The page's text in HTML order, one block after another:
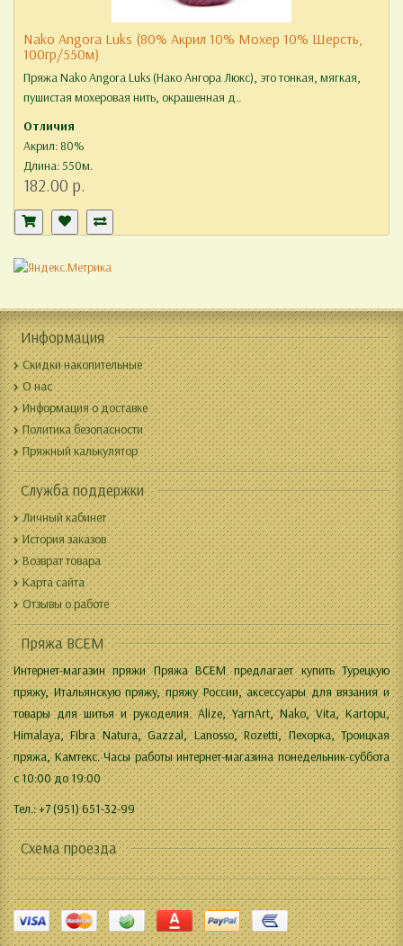
Nako Angora Luks (80% Акрил 10% Мохер 10% Шерсть,
100гр/550м)
Пряжа Nako Angora Luks (Нако Ангора Люкс), это тонкая, мягкая,
пушистая мохеровая нить, окрашенная д..
Отличия
Акрил: 80%
Длина: 550м.
182.00 р.
Информация
Скидки накопительные
О нас
Информация о доставке
Политика безопасности
Пряжный калькулятор
Служба поддержки
Личный кабинет
История заказов
Возврат товара
Карта сайта
Отзывы о работе
Пряжа ВСЕМ
Интернет-магазин пряжи Пряжа ВСЕМ предлагает купить Турецкую
пряжу, Итальянскую пряжу, пряжу России, аксессуары для вязания и
товары для шитья и рукоделия. Alize, YarnArt, Nako, Vita, Kartopu,
Himalaya, Fibra Natura, Gazzal, Lanosso, Rozetti, Пехорка, Троицкая
пряжа, Камтекс. Часы работы интернет-магазина понедельник-суббота
с 10:00 до 19:00
Тел.: +7 (951) 651-32-99
Схема проезда